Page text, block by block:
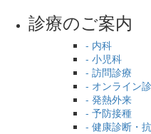
診療のご案内
- 内科
- 小児科
- 訪問診療
- オンライン
- 発熱外来
- 予防接種
- 健康診断・